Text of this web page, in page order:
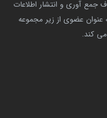
ایران از سال 1394 با هدف جمع آوری و انتشار اطلاعات
عضوی از زیر مجموعه
کند.